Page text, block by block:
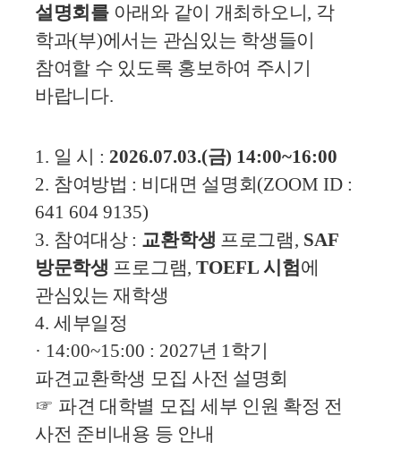
설명회를 아래와 같이 개최하오니, 각
학과(부)에서는 관심있는 학생들이
참여할 수 있도록 홍보하여 주시기
바랍니다.
1. 일 시 : 2026.07.03.(금) 14:00~16:00
2. 참여방법 : 비대면 설명회 (ZOOM ID :
641 604 9135)
3. 참여대상 : 교환학생 프로그램, SAF
방문학생 프로그램,TOEFL시험에
관심있는 재학생
4. 세부일정
· 14:00~15:00 : 2027년 1학기
파견교환학생 모집 사전 설명회
☞ 파견 대학별 모집 세부 인원 확정 전
사전 준비내용 등 안내